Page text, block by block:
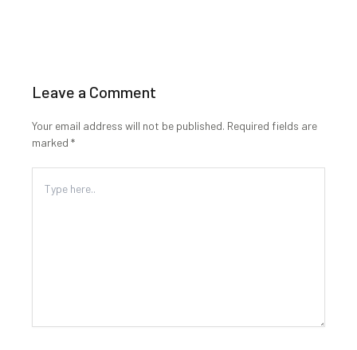
Leave a Comment
Your email address will not be published. Required fields are
marked *
Type